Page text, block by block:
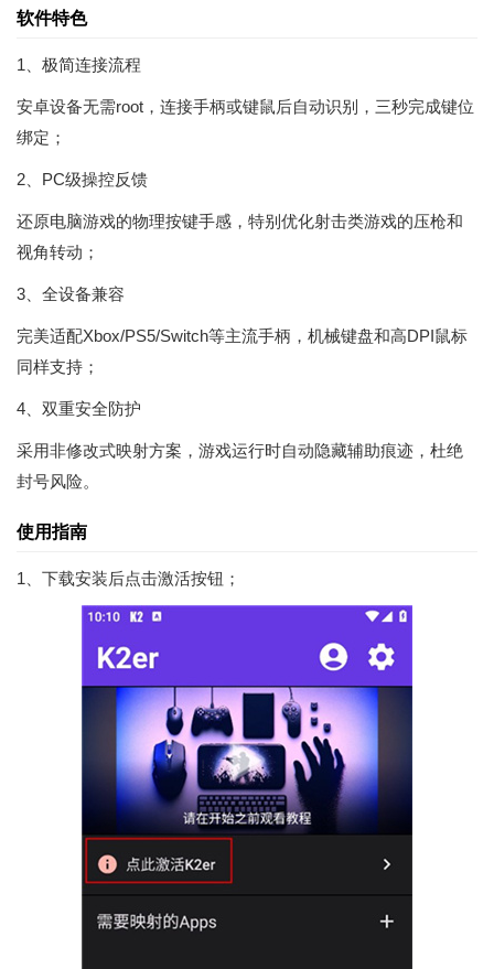
软件特色
1、极简连接流程
安卓设备无需root，连接手柄或键鼠后自动识别，三秒完成键位
绑定；
2、PC级操控反馈
还原电脑游戏的物理按键手感，特别优化射击类游戏的压枪和
视角转动；
3、全设备兼容
完美适配Xbox/PS5/Switch等主流手柄，机械键盘和高DPI鼠标
同样支持；
4、双重安全防护
采用非修改式映射方案，游戏运行时自动隐藏辅助痕迹，杜绝
封号风险。
使用指南
1、下载安装后点击激活按钮；